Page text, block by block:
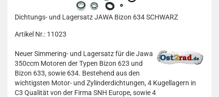
Dichtungs- und Lagersatz JAWA Bizon 634 SCHWARZ
Artikel Nr.: 11023
Neuer Simmering- und Lagersatz für die Jawa
350ccm Motoren der Typen Bizon 623 und
Bizon 633, sowie 634. Bestehend aus den
wichtigsten Motor- und Zylinderdichtungen, 4 Kugellagern in
C3 Qualität von der Firma SNH Europe, sowie 4